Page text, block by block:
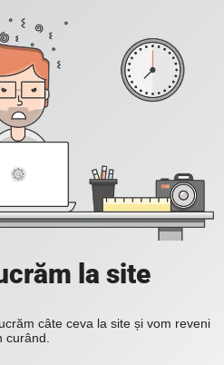
la site
câte ceva la site și vom reveni
curând.